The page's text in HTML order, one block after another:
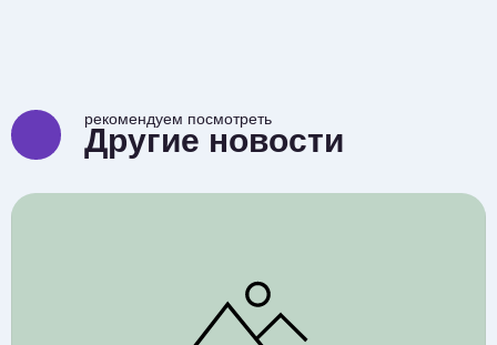
рекомендуем посмотреть
Другие новости